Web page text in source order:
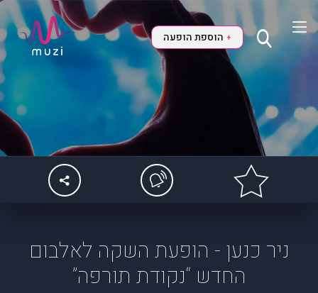
+ הוספת הופעה
ניר כנען - הופעת השקה לאלבום
החדש “נקודת תורפה”